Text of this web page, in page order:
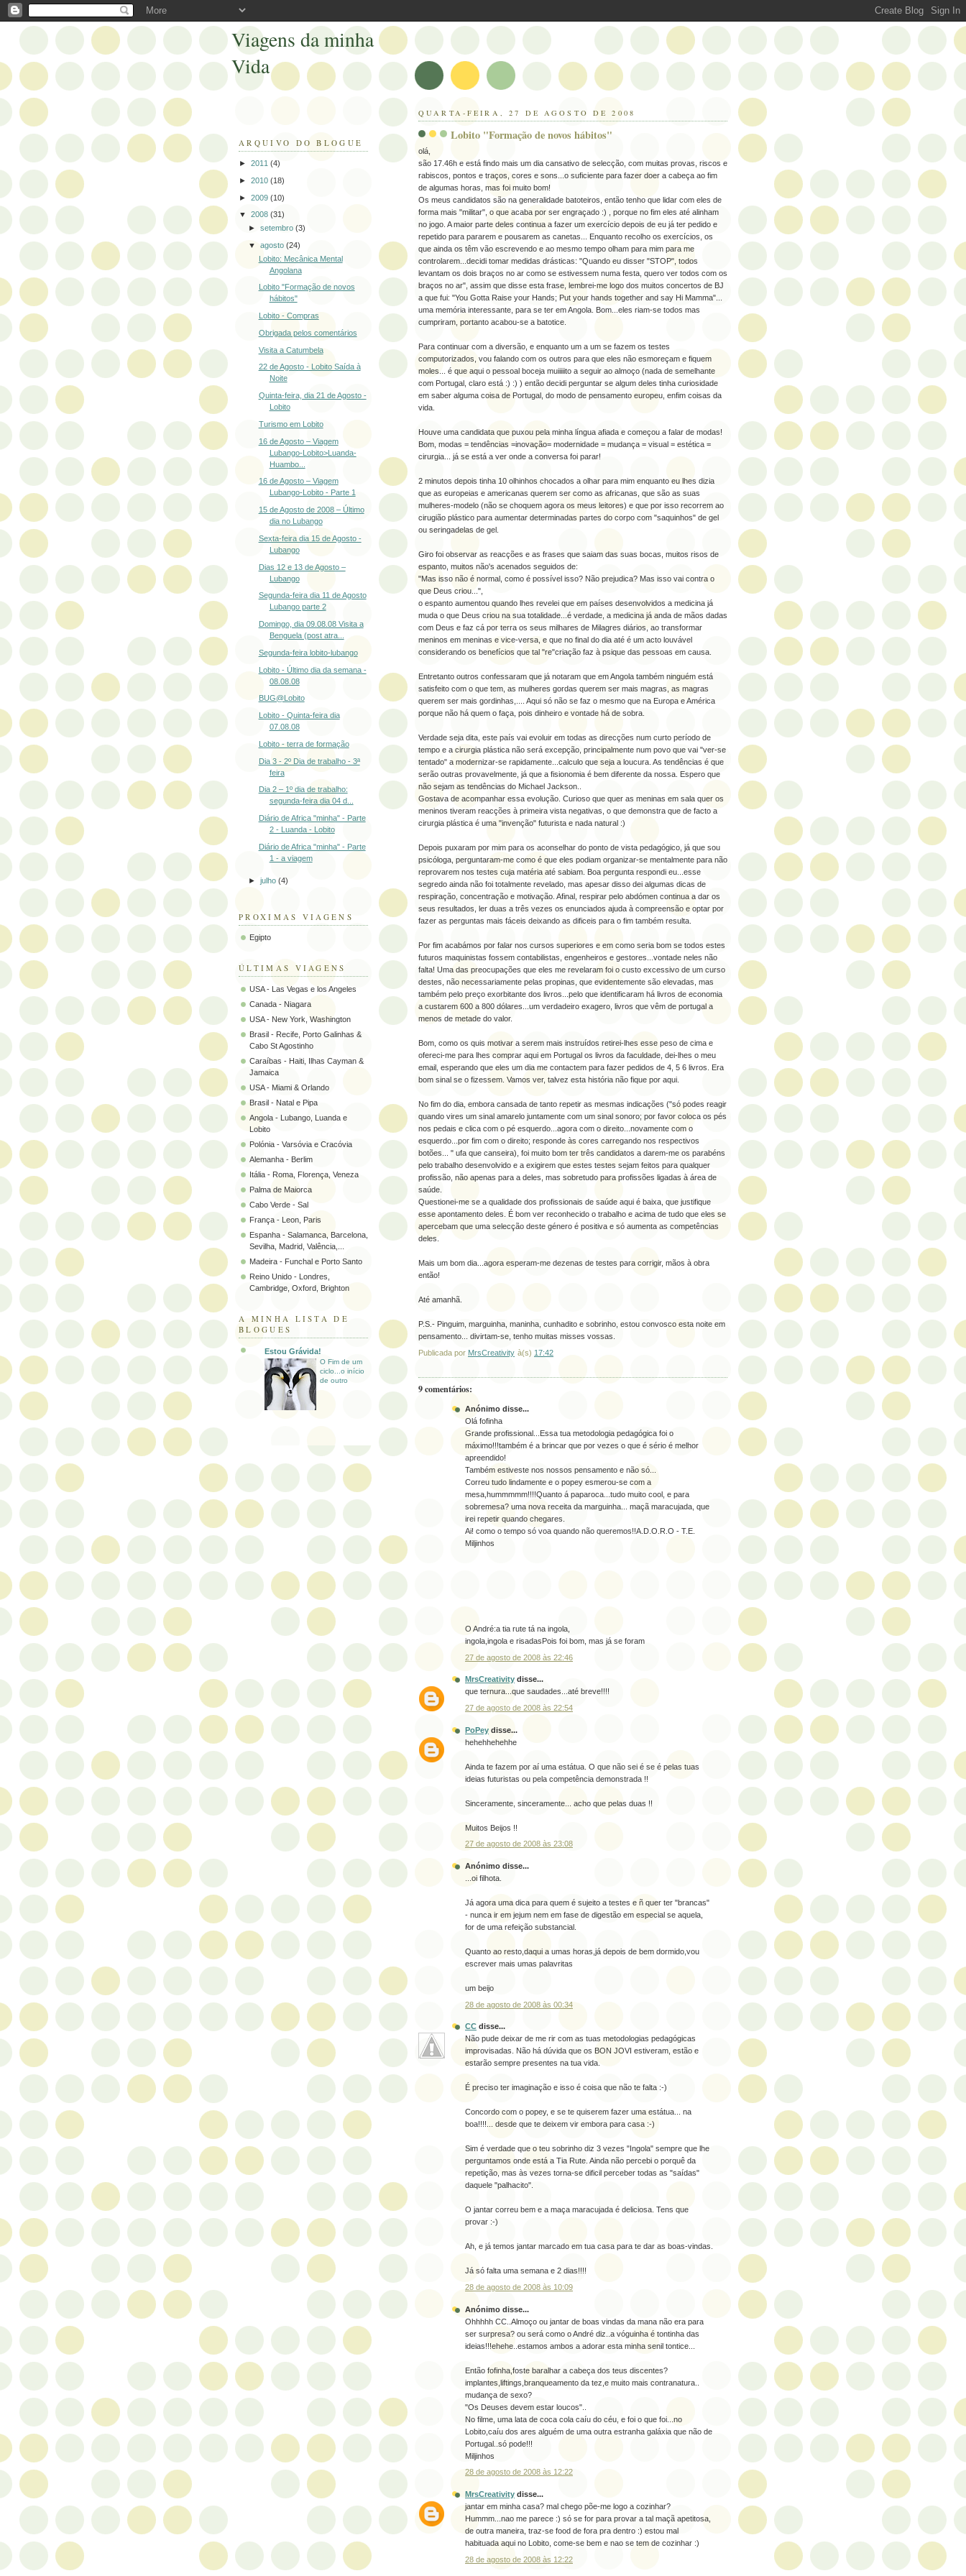
QUARTA-FEIRA, 27 DE AGOSTO DE 2008
Lobito "Formação de novos hábitos"
olá,
são 17.46h e está findo mais um dia cansativo de selecção, com muitas provas, riscos e
rabiscos, pontos e traços, cores e sons...o suficiente para fazer doer a cabeça ao fim
de algumas horas, mas foi muito bom!
Os meus candidatos são na generalidade batoteiros, então tenho que lidar com eles de
forma mais "militar", o que acaba por ser engraçado :) , porque no fim eles até alinham
no jogo. A maior parte deles continua a fazer um exercício depois de eu já ter pedido e
repetido para pararem e pousarem as canetas... Enquanto recolho os exercícios, os
que ainda os têm vão escrevendo e ao mesmo tempo olham para mim para me
controlarem...decidi tomar medidas drásticas: "Quando eu disser "STOP", todos
levantam os dois braços no ar como se estivessem numa festa, quero ver todos com os
braços no ar", assim que disse esta frase, lembrei-me logo dos muitos concertos de BJ
a que fui: "You Gotta Raise your Hands; Put your hands together and say Hi Mamma"...
uma memória interessante, para se ter em Angola. Bom...eles riam-se todos mas
cumpriram, portanto acabou-se a batotice.
Para continuar com a diversão, e enquanto um a um se fazem os testes
computorizados, vou falando com os outros para que eles não esmoreçam e fiquem
moles... é que aqui o pessoal boceja muiiiiito a seguir ao almoço (nada de semelhante
com Portugal, claro está :) :) ) então decidi perguntar se algum deles tinha curiosidade
em saber alguma coisa de Portugal, do modo de pensamento europeu, enfim coisas da
vida.
Houve uma candidata que puxou pela minha língua afiada e começou a falar de modas!
Bom, modas = tendências =inovação= modernidade = mudança = visual = estética =
cirurgia... já se está a ver onde a conversa foi parar!
2 minutos depois tinha 10 olhinhos chocados a olhar para mim enquanto eu lhes dizia
que as europeias e americanas querem ser como as africanas, que são as suas
mulheres-modelo (não se choquem agora os meus leitores) e que por isso recorrem ao
cirugião plástico para aumentar determinadas partes do corpo com "saquinhos" de gel
ou seringadelas de gel.
Giro foi observar as reacções e as frases que saiam das suas bocas, muitos risos de
espanto, muitos não's acenados seguidos de:
"Mas isso não é normal, como é possível isso? Não prejudica? Mas isso vai contra o
que Deus criou...",
o espanto aumentou quando lhes revelei que em países desenvolvidos a medicina já
muda o que Deus criou na sua totalidade...é verdade, a medicina já anda de mãos dadas
com Deus e faz cá por terra os seus milhares de Milagres diários, ao transformar
meninos em meninas e vice-versa, e que no final do dia até é um acto louvável
considerando os benefícios que tal "re"criação faz à psique das pessoas em causa.
Entretanto outros confessaram que já notaram que em Angola também ninguém está
satisfeito com o que tem, as mulheres gordas querem ser mais magras, as magras
querem ser mais gordinhas,.... Aqui só não se faz o mesmo que na Europa e América
porque não há quem o faça, pois dinheiro e vontade há de sobra.
Verdade seja dita, este país vai evoluir em todas as direcções num curto período de
tempo e a cirurgia plástica não será excepção, principalmente num povo que vai "ver-se
tentado" a modernizar-se rapidamente...calculo que seja a loucura. As tendências é que
serão outras provavelmente, já que a fisionomia é bem diferente da nossa. Espero que
não sejam as tendências do Michael Jackson..
Gostava de acompanhar essa evolução. Curioso que quer as meninas em sala quer os
meninos tiveram reacções à primeira vista negativas, o que demonstra que de facto a
cirurgia plástica é uma "invenção" futurista e nada natural :)
Depois puxaram por mim para os aconselhar do ponto de vista pedagógico, já que sou
psicóloga, perguntaram-me como é que eles podiam organizar-se mentalmente para não
reprovarem nos testes cuja matéria até sabiam. Boa pergunta respondi eu...esse
segredo ainda não foi totalmente revelado, mas apesar disso dei algumas dicas de
respiração, concentração e motivação. Afinal, respirar pelo abdómen continua a dar os
seus resultados, ler duas a três vezes os enunciados ajuda à compreensão e optar por
fazer as perguntas mais fáceis deixando as dificeis para o fim também resulta.
Por fim acabámos por falar nos cursos superiores e em como seria bom se todos estes
futuros maquinistas fossem contabilistas, engenheiros e gestores...vontade neles não
falta! Uma das preocupações que eles me revelaram foi o custo excessivo de um curso
destes, não necessariamente pelas propinas, que evidentemente são elevadas, mas
também pelo preço exorbitante dos livros...pelo que identificaram há livros de economia
a custarem 600 a 800 dólares...um verdadeiro exagero, livros que vêm de portugal a
menos de metade do valor.
Bom, como os quis motivar a serem mais instruídos retirei-lhes esse peso de cima e
ofereci-me para lhes comprar aqui em Portugal os livros da faculdade, dei-lhes o meu
email, esperando que eles um dia me contactem para fazer pedidos de 4, 5 6 livros. Era
bom sinal se o fizessem. Vamos ver, talvez esta história não fique por aqui.
No fim do dia, embora cansada de tanto repetir as mesmas indicações ("só podes reagir
quando vires um sinal amarelo juntamente com um sinal sonoro; por favor coloca os pés
nos pedais e clica com o pé esquerdo...agora com o direito...novamente com o
esquerdo...por fim com o direito; responde às cores carregando nos respectivos
botões... " ufa que canseira), foi muito bom ter três candidatos a darem-me os parabéns
pelo trabalho desenvolvido e a exigirem que estes testes sejam feitos para qualquer
profissão, não apenas para a deles, mas sobretudo para profissões ligadas à área de
saúde.
Questionei-me se a qualidade dos profissionais de saúde aqui é baixa, que justifique
esse apontamento deles. É bom ver reconhecido o trabalho e acima de tudo que eles se
apercebam que uma selecção deste género é positiva e só aumenta as competências
deles.
Mais um bom dia...agora esperam-me dezenas de testes para corrigir, mãos à obra
então!
Até amanhã.
P.S.- Pinguim, marguinha, maninha, cunhadito e sobrinho, estou convosco esta noite em
pensamento... divirtam-se, tenho muitas misses vossas.
Publicada por MrsCreativity à(s) 17:42
9 comentários:
Anónimo disse...
Olá fofinha
Grande profissional...Essa tua metodologia pedagógica foi o
máximo!!!também é a brincar que por vezes o que é sério é melhor
apreendido!
Também estiveste nos nossos pensamento e não só...
Correu tudo lindamente e o popey esmerou-se com a
mesa,hummmmm!!!!Quanto á paparoca...tudo muito cool, e para
sobremesa? uma nova receita da marguinha... maçã maracujada, que
irei repetir quando chegares.
Ai! como o tempo só voa quando não queremos!!A.D.O.R.O - T.E.
Miljinhos
O André:a tia rute tá na ingola,
ingola,ingola e risadasPois foi bom, mas já se foram
27 de agosto de 2008 às 22:46
MrsCreativity disse...
que ternura...que saudades...até breve!!!!
27 de agosto de 2008 às 22:54
PoPey disse...
hehehhehehhe
Ainda te fazem por aí uma estátua. O que não sei é se é pelas tuas
ideias futuristas ou pela competência demonstrada !!
Sinceramente, sinceramente... acho que pelas duas !!
Muitos Beijos !!
27 de agosto de 2008 às 23:08
Anónimo disse...
...oi filhota.
Já agora uma dica para quem é sujeito a testes e ñ quer ter "brancas"
- nunca ir em jejum nem em fase de digestão em especial se aquela,
for de uma refeição substancial.
Quanto ao resto,daqui a umas horas,já depois de bem dormido,vou
escrever mais umas palavritas
um beijo
28 de agosto de 2008 às 00:34
CC disse...
Não pude deixar de me rir com as tuas metodologias pedagógicas
improvisadas. Não há dúvida que os BON JOVI estiveram, estão e
estarão sempre presentes na tua vida.
É preciso ter imaginação e isso é coisa que não te falta :-)
Concordo com o popey, e se te quiserem fazer uma estátua... na
boa!!!!... desde que te deixem vir embora para casa :-)
Sim é verdade que o teu sobrinho diz 3 vezes "Ingola" sempre que lhe
perguntamos onde está a Tia Rute. Ainda não percebi o porquê da
repetição, mas às vezes torna-se dificil perceber todas as "saídas"
daquele "palhacito".
O jantar correu bem e a maça maracujada é deliciosa. Tens que
provar :-)
Ah, e já temos jantar marcado em tua casa para te dar as boas-vindas.
Já só falta uma semana e 2 dias!!!!
28 de agosto de 2008 às 10:09
Anónimo disse...
Ohhhhh CC..Almoço ou jantar de boas vindas da mana não era para
ser surpresa? ou será como o André diz..a vóguinha é tontinha das
ideias!!!ehehe..estamos ambos a adorar esta minha senil tontice...
Então fofinha,foste baralhar a cabeça dos teus discentes?
implantes,liftings,branqueamento da tez,e muito mais contranatura..
mudança de sexo?
"Os Deuses devem estar loucos"..
No filme, uma lata de coca cola caíu do céu, e foi o que foi...no
Lobito,caíu dos ares alguém de uma outra estranha galáxia que não de
Portugal..só pode!!!
Miljinhos
28 de agosto de 2008 às 12:22
MrsCreativity disse...
jantar em minha casa? mal chego põe-me logo a cozinhar?
Hummm...nao me parece :) só se for para provar a tal maçã apetitosa,
de outra maneira, traz-se food de fora pra dentro :) estou mal
habituada aqui no Lobito, come-se bem e nao se tem de cozinhar :)
28 de agosto de 2008 às 12:22
Viagens da minha
Vida
ARQUIVO DO BLOGUE
► 2011 (4)
► 2010 (18)
► 2009 (10)
▼ 2008 (31)
►setembro(3)
▼agosto(24)
Lobito: Mecânica Mental
Angolana
Lobito "Formação de novos
hábitos"
Lobito - Compras
Obrigada pelos comentários
Visita a Catumbela
22 de Agosto - Lobito Saída à
Noite
Quinta-feira, dia 21 de Agosto -
Lobito
Turismo em Lobito
16 de Agosto – Viagem
Lubango-Lobito>Luanda-
Huambo...
16 de Agosto – Viagem
Lubango-Lobito - Parte 1
15 de Agosto de 2008 – Último
dia no Lubango
Sexta-feira dia 15 de Agosto -
Lubango
Dias 12 e 13 de Agosto –
Lubango
Segunda-feira dia 11 de Agosto
Lubango parte 2
Domingo, dia 09.08.08 Visita a
Benguela (post atra...
Segunda-feira lobito-lubango
Lobito - Último dia da semana -
08.08.08
BUG@Lobito
Lobito - Quinta-feira dia
07.08.08
Lobito - terra de formação
Dia 3 - 2º Dia de trabalho - 3ª
feira
Dia 2 – 1º dia de trabalho:
segunda-feira dia 04 d...
Diário de Africa "minha" - Parte
2 - Luanda - Lobito
Diário de Africa "minha" - Parte
1 - a viagem
►julho(4)
PROXIMAS VIAGENS
Egipto
ÚLTIMAS VIAGENS
USA - Las Vegas e los Angeles
Canada - Niagara
USA - New York, Washington
Brasil - Recife, Porto Galinhas &
Cabo St Agostinho
Caraíbas - Haiti, Ilhas Cayman &
Jamaica
USA - Miami & Orlando
Brasil - Natal e Pipa
Angola - Lubango, Luanda e
Lobito
Polónia - Varsóvia e Cracóvia
Alemanha - Berlim
Itália - Roma, Florença, Veneza
Palma de Maiorca
Cabo Verde - Sal
França - Leon, Paris
Espanha - Salamanca, Barcelona,
Sevilha, Madrid, Valência,...
Madeira - Funchal e Porto Santo
Reino Unido - Londres,
Cambridge, Oxford, Brighton
A MINHA LISTA DE
BLOGUES
Estou Grávida!
O Fim de um
ciclo...o início
de outro